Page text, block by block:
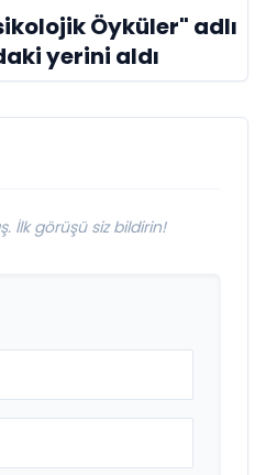
Öyküler" adlı
yerini aldı
İlk görüşü siz bildirin!